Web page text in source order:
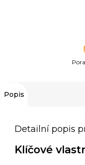
Popis
Detailní popis
Klíčové